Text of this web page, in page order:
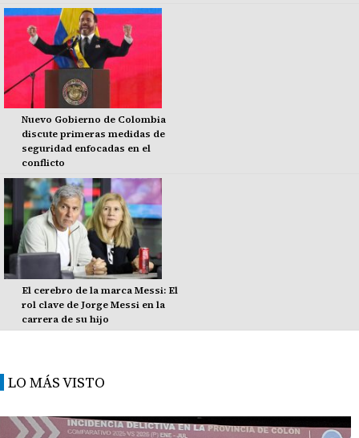
Nuevo Gobierno de Colombia
discute primeras medidas de
seguridad enfocadas en el
conflicto
El cerebro de la marca Messi: El
rol clave de Jorge Messi en la
carrera de su hijo
LO MÁS VISTO